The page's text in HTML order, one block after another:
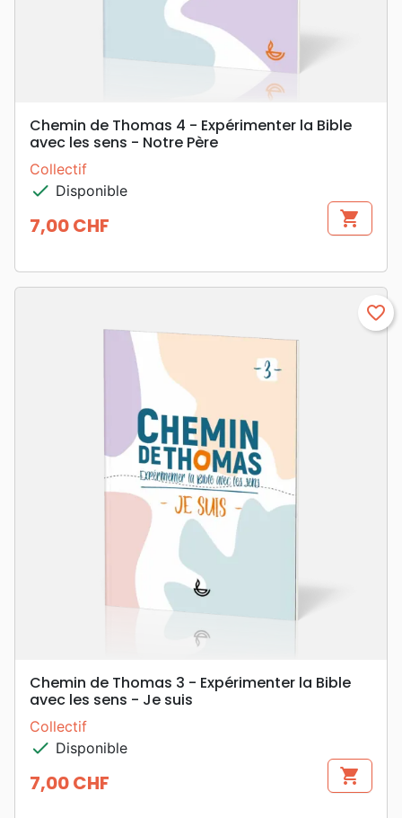
Chemin de Thomas 4 - Expérimenter la Bible
avec les sens - Notre Père
Collectif
check Disponible
Prix
7,00 CHF shopping_cart
favorite_border
Chemin de Thomas 3 - Expérimenter la Bible
avec les sens - Je suis
Collectif
check Disponible
Prix
7,00 CHF shopping_cart